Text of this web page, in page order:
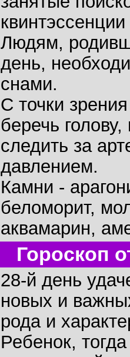
Людям,
день,
снами.
С точки
беречь голову,
следить за
давлением.
Камни -
беломорит,
аквамарин,
Гороскоп
28-й день
новых и
рода и
Ребенок,